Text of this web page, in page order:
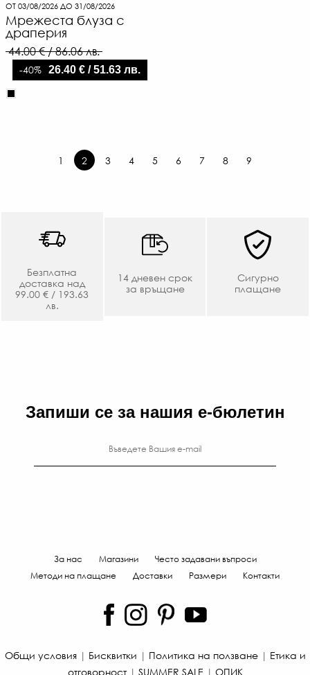
ОТ 03/08/2026 ДО 31/08/2026
Мрежеста блуза с
драперия
44.00 € / 86.06 лв.
-40% 26.40 € / 51.63 лв.
1 2 3 4 5 6 7 8 9
Безплатна
доставка над
99.00 € / 193.63
лв.
14 дневен срок
за връщане
Сигурно
плащане
Запиши се за нашия е-бюлетин
За нас Магазини
Често задавани въпроси
Методи на плащане
Доставки Размери Контакти
Общи условия| Бисквитки | Политика на ползване| Етика и
отговорност| SUMMER SALE | ОПИК